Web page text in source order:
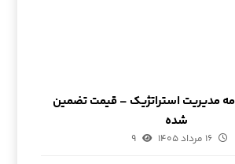
مدیریت استراتژیک – قیمت تضمین
شده
۱۶ مرداد ۱۴۰۵ ۹